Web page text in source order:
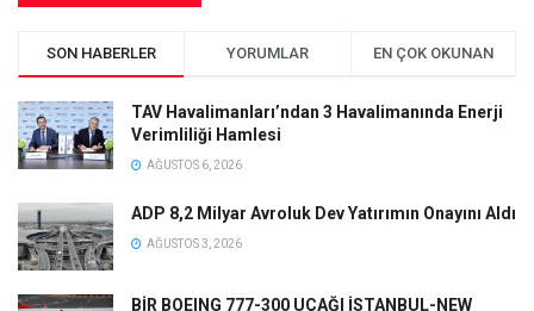
SON HABERLER YORUMLAR EN ÇOK OKUNAN
TAV Havalimanları’ndan 3 Havalimanında Enerji
Verimliliği Hamlesi
AĞUSTOS 6, 2026
ADP 8,2 Milyar Avroluk Dev Yatırımın Onayını Aldı
AĞUSTOS 3, 2026
BİR BOEING 777-300 UÇAĞI İSTANBUL-NEW